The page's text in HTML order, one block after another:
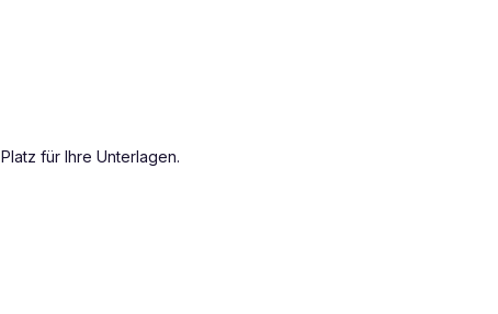
Platz für Ihre Unterlagen.